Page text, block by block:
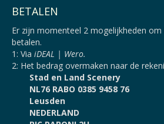
BETALEN
Er zijn momenteel 2 mogelijkheden
betalen.
1: Via iDEAL | Wero.
2: Het bedrag overmaken naar de
Stad en Land Scenery
NL76 RABO 0385 9458 76
Leusden
NEDERLAND